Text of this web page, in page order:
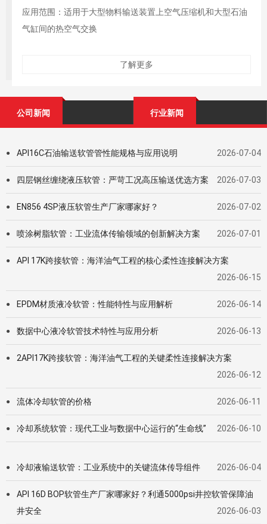
应用范围：用在高压力和耐油的工作环境，适用于矿业，石场
等
了解更多
公司新闻 行业新闻
● API16C石油输送软管管性能规格与应用说明 2026-07-04
● 四层钢丝缠绕液压软管：严苛工况高压输送优选方案 2026-07-03
● EN856 4SP液压软管生产厂家哪家好？ 2026-07-02
● 喷涂树脂软管：工业流体传输领域的创新解决方案 2026-07-01
●
API 17K跨接软管：海洋油气工程的核心柔性连接解决方案
2026-06-15
● EPDM材质液冷软管：性能特性与应用解析 2026-06-14
● 数据中心液冷软管技术特性与应用分析 2026-06-13
●
2API17K跨接软管：海洋油气工程的关键柔性连接解决方案
2026-06-12
● 流体冷却软管的价格 2026-06-11
● 冷却系统软管：现代工业与数据中心运行的“生命线” 2026-06-10
● 冷却液输送软管：工业系统中的关键流体传导组件 2026-06-04
●
API 16D BOP软管生产厂家哪家好？利通5000psi井控软管保障油
井安全
2026-06-03